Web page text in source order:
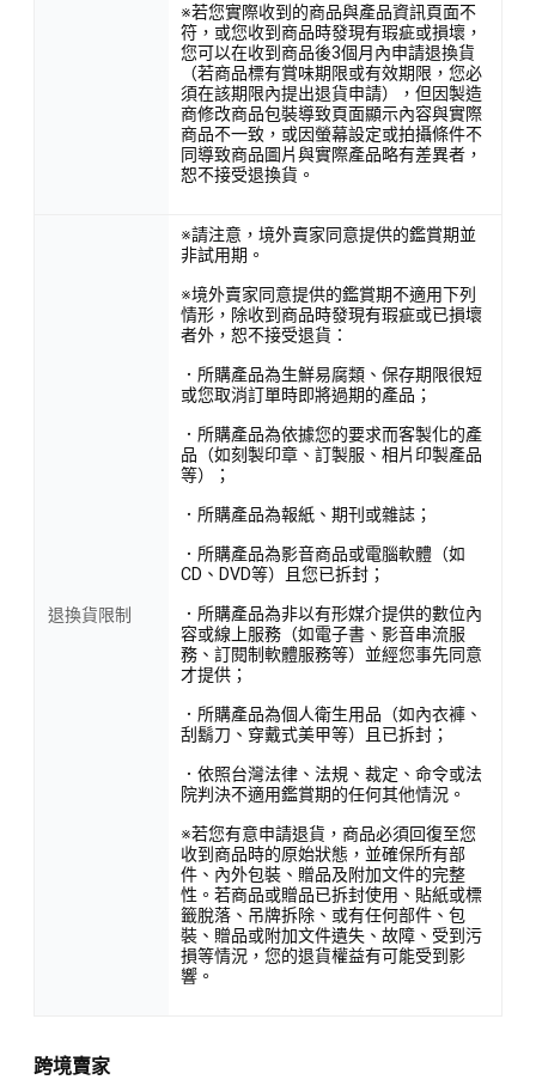
※若您實際收到的商品與產品資訊頁面不
符，或您收到商品時發現有瑕疵或損壞，
您可以在收到商品後3個月內申請退換貨
（若商品標有賞味期限或有效期限，您必
須在該期限內提出退貨申請），但因製造
商修改商品包裝導致頁面顯示內容與實際
商品不一致，或因螢幕設定或拍攝條件不
同導致商品圖片與實際產品略有差異者，
恕不接受退換貨。
退換貨限制
※請注意，境外賣家同意提供的鑑賞期並
非試用期。
※境外賣家同意提供的鑑賞期不適用下列
情形，除收到商品時發現有瑕疵或已損壞
者外，恕不接受退貨：
．所購產品為生鮮易腐類、保存期限很短
或您取消訂單時即將過期的產品；
．所購產品為依據您的要求而客製化的產
品（如刻製印章、訂製服、相片印製產品
等）；
．所購產品為報紙、期刊或雜誌；
．所購產品為影音商品或電腦軟體（如
CD、DVD等）且您已拆封；
．所購產品為非以有形媒介提供的數位內
容或線上服務（如電子書、影音串流服
務、訂閱制軟體服務等）並經您事先同意
才提供；
．所購產品為個人衛生用品（如內衣褲、
刮鬍刀、穿戴式美甲等）且已拆封；
．依照台灣法律、法規、裁定、命令或法
院判決不適用鑑賞期的任何其他情況。
※若您有意申請退貨，商品必須回復至您
收到商品時的原始狀態，並確保所有部
件、內外包裝、贈品及附加文件的完整
性。若商品或贈品已拆封使用、貼紙或標
籤脫落、吊牌拆除、或有任何部件、包
裝、贈品或附加文件遺失、故障、受到污
損等情況，您的退貨權益有可能受到影
響。
跨境賣家